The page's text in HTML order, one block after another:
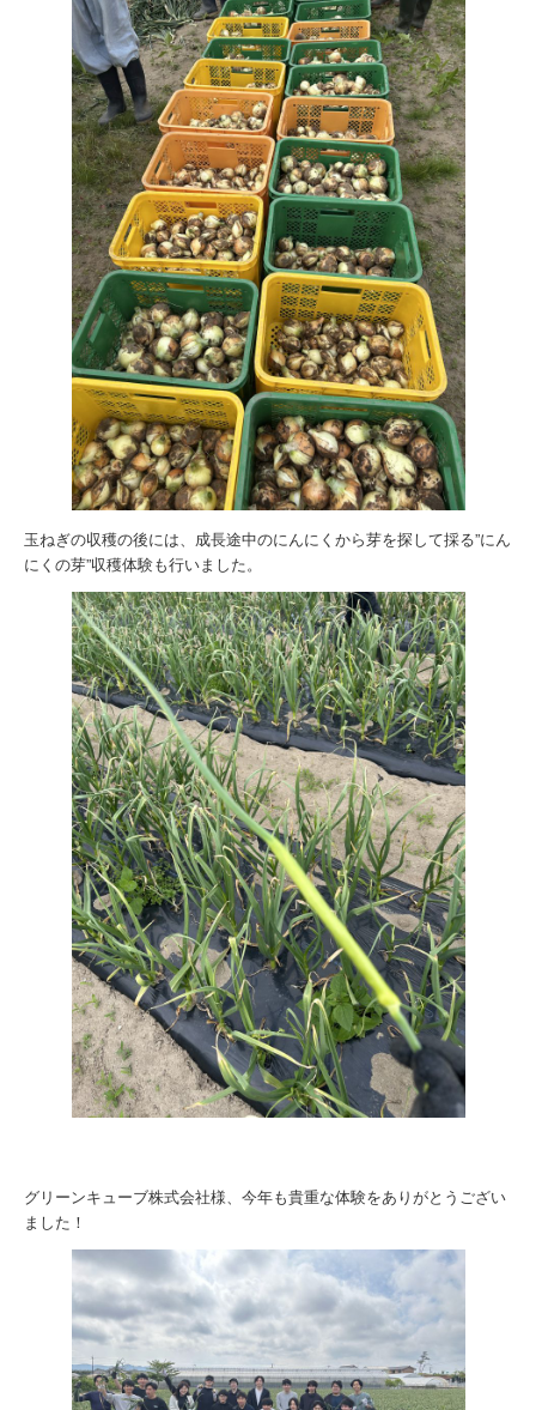
玉ねぎの収穫の後には、成長途中のにんにくから芽を探して採る”にん
にくの芽”収穫体験も行いました。
グリーンキューブ株式会社様、今年も貴重な体験をありがとうござい
ました！